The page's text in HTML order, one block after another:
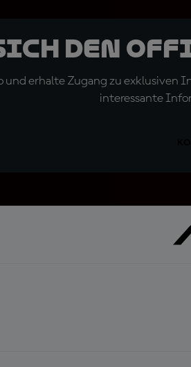
den
und erhalte Zugang zu exklusiven
interessante